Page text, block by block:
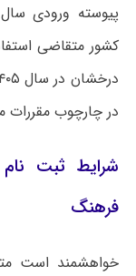
کشور متقاضی
در چارچوب مقررات
شرایط ثبت
فرهنگ
خواهشمند است